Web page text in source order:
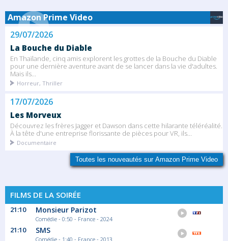
Amazon Prime Video
29/07/2026
La Bouche du Diable
En Thaïlande, cinq amis explorent les grottes de la Bouche du Diable
pour une dernière aventure avant de se lancer dans la vie d'adultes.
Mais ils...
Horreur, Thriller
17/07/2026
Les Morveux
Découvrez les frères Jagger et Dawson dans cette hilarante téléréalité.
À la tête d'une entreprise florissante de pièces pour VR, ils...
Documentaire
Toutes les nouveautés sur Amazon Prime Video
FILMS DE LA SOIRÉE
21:10 Monsieur Parizot
Comédie - 0:50 - France - 2024
21:10 SMS
Comédie - 1:40 - France - 2013